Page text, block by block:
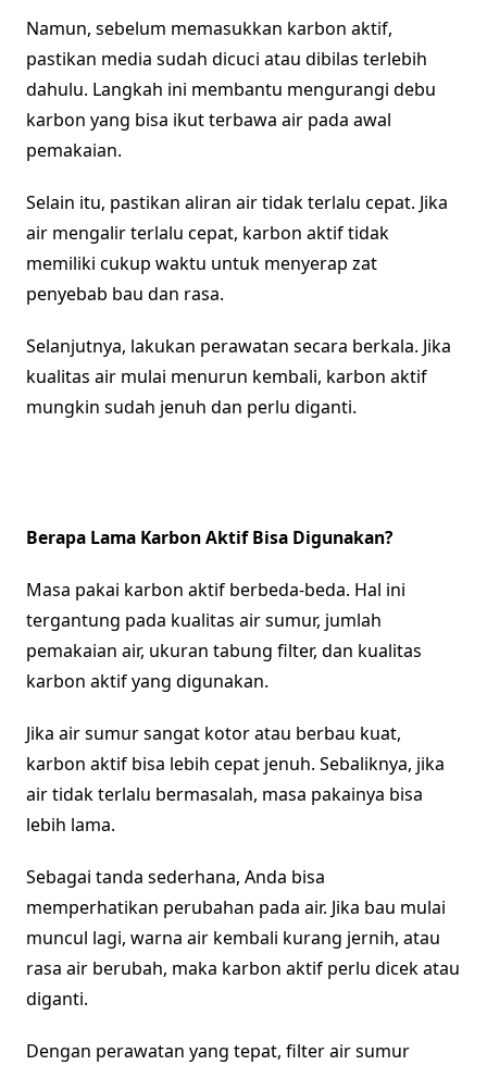
Namun, sebelum memasukkan karbon aktif,
pastikan media sudah dicuci atau dibilas terlebih
dahulu. Langkah ini membantu mengurangi debu
karbon yang bisa ikut terbawa air pada awal
pemakaian.
Selain itu, pastikan aliran air tidak terlalu cepat. Jika
air mengalir terlalu cepat, karbon aktif tidak
memiliki cukup waktu untuk menyerap zat
penyebab bau dan rasa.
Selanjutnya, lakukan perawatan secara berkala. Jika
kualitas air mulai menurun kembali, karbon aktif
mungkin sudah jenuh dan perlu diganti.
Berapa Lama Karbon Aktif Bisa Digunakan?
Masa pakai karbon aktif berbeda-beda. Hal ini
tergantung pada kualitas air sumur, jumlah
pemakaian air, ukuran tabung filter, dan kualitas
karbon aktif yang digunakan.
Jika air sumur sangat kotor atau berbau kuat,
karbon aktif bisa lebih cepat jenuh. Sebaliknya, jika
air tidak terlalu bermasalah, masa pakainya bisa
lebih lama.
Sebagai tanda sederhana, Anda bisa
memperhatikan perubahan pada air. Jika bau mulai
muncul lagi, warna air kembali kurang jernih, atau
rasa air berubah, maka karbon aktif perlu dicek atau
diganti.
Dengan perawatan yang tepat, filter air sumur